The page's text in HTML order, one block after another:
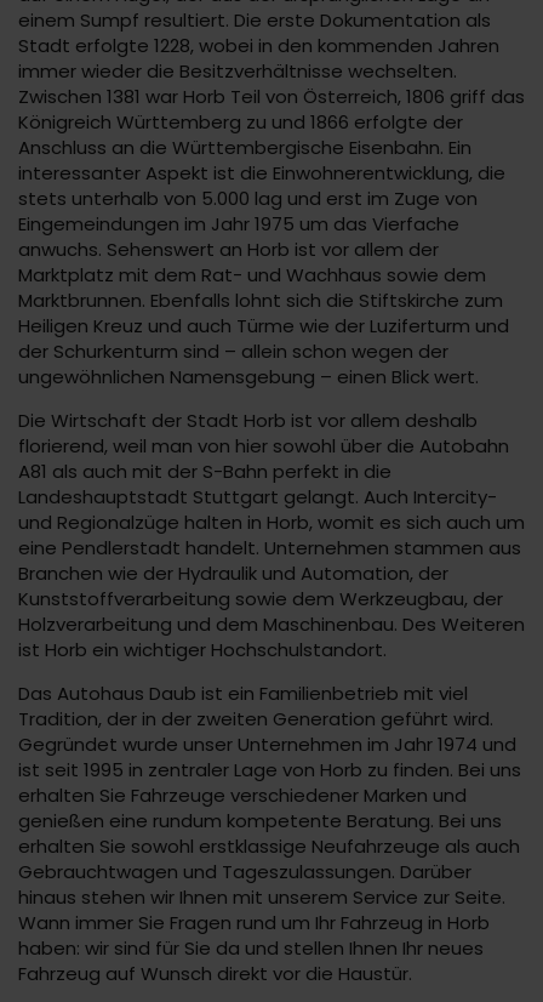
einem Sumpf resultiert. Die erste Dokumentation als
Stadt erfolgte 1228, wobei in den kommenden Jahren
immer wieder die Besitzverhältnisse wechselten.
Zwischen 1381 war Horb Teil von Österreich, 1806 griff das
Königreich Württemberg zu und 1866 erfolgte der
Anschluss an die Württembergische Eisenbahn. Ein
interessanter Aspekt ist die Einwohnerentwicklung, die
stets unterhalb von 5.000 lag und erst im Zuge von
Eingemeindungen im Jahr 1975 um das Vierfache
anwuchs. Sehenswert an Horb ist vor allem der
Marktplatz mit dem Rat- und Wachhaus sowie dem
Marktbrunnen. Ebenfalls lohnt sich die Stiftskirche zum
Heiligen Kreuz und auch Türme wie der Luziferturm und
der Schurkenturm sind – allein schon wegen der
ungewöhnlichen Namensgebung – einen Blick wert.
Die Wirtschaft der Stadt Horb ist vor allem deshalb
florierend, weil man von hier sowohl über die Autobahn
A81 als auch mit der S-Bahn perfekt in die
Landeshauptstadt Stuttgart gelangt. Auch Intercity-
und Regionalzüge halten in Horb, womit es sich auch um
eine Pendlerstadt handelt. Unternehmen stammen aus
Branchen wie der Hydraulik und Automation, der
Kunststoffverarbeitung sowie dem Werkzeugbau, der
Holzverarbeitung und dem Maschinenbau. Des Weiteren
ist Horb ein wichtiger Hochschulstandort.
Das Autohaus Daub ist ein Familienbetrieb mit viel
Tradition, der in der zweiten Generation geführt wird.
Gegründet wurde unser Unternehmen im Jahr 1974 und
ist seit 1995 in zentraler Lage von Horb zu finden. Bei uns
erhalten Sie Fahrzeuge verschiedener Marken und
genießen eine rundum kompetente Beratung. Bei uns
erhalten Sie sowohl erstklassige Neufahrzeuge als auch
Gebrauchtwagen und Tageszulassungen. Darüber
hinaus stehen wir Ihnen mit unserem Service zur Seite.
Wann immer Sie Fragen rund um Ihr Fahrzeug in Horb
haben: wir sind für Sie da und stellen Ihnen Ihr neues
Fahrzeug auf Wunsch direkt vor die Haustür.